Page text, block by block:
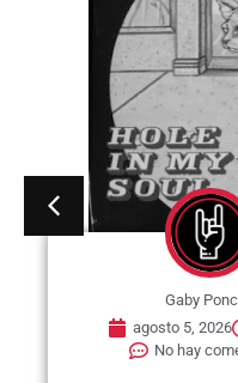
Gaby Ponchs
agosto 5, 2026
4:08 pm
No hay comentarios